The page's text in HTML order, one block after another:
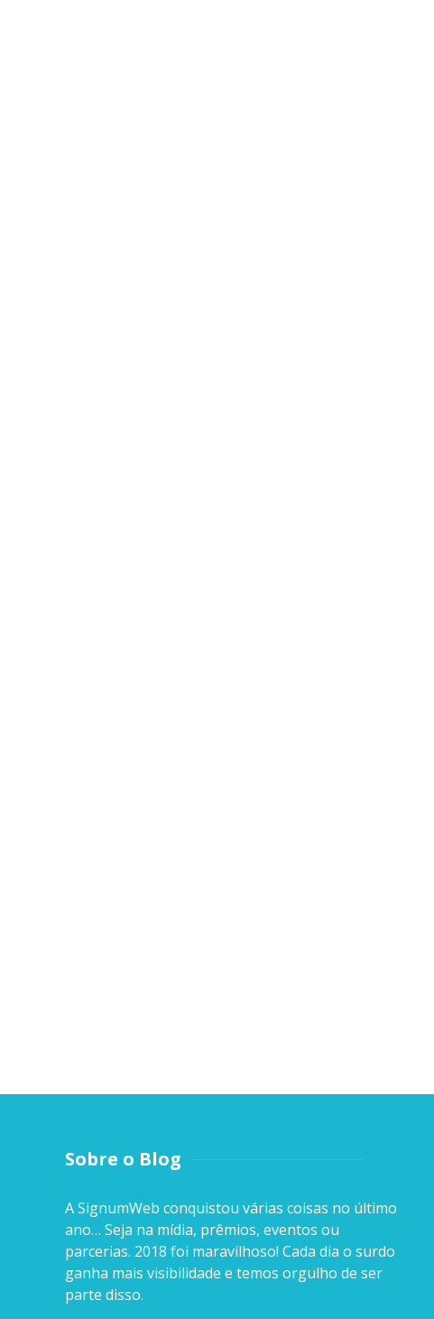
Sobre o Blog
A SignumWeb conquistou várias coisas no último
ano… Seja na mídia, prêmios, eventos ou
parcerias. 2018 foi maravilhoso! Cada dia o surdo
ganha mais visibilidade e temos orgulho de ser
parte disso.